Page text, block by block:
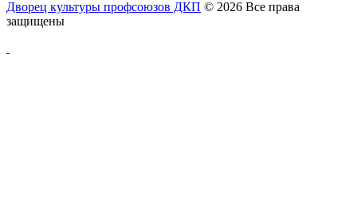
Дворец культуры профсоюзов ДКП © 2026 Все права
защищены